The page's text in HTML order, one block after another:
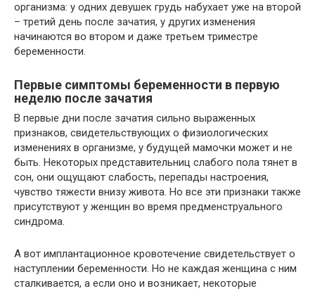
организма: у одних девушек грудь набухает уже на второй
– третий день после зачатия, у других изменения
начинаются во втором и даже третьем триместре
беременности.
Первые симптомы беременности в первую
неделю после зачатия
В первые дни после зачатия сильно выраженных
признаков, свидетельствующих о физиологических
изменениях в организме, у будущей мамочки может и не
быть. Некоторых представительниц слабого пола тянет в
сон, они ощущают слабость, перепады настроения,
чувство тяжести внизу живота. Но все эти признаки также
присутствуют у женщин во время предменструального
синдрома.
А вот имплантационное кровотечение свидетельствует о
наступлении беременности. Но не каждая женщина с ним
сталкивается, а если оно и возникает, некоторые